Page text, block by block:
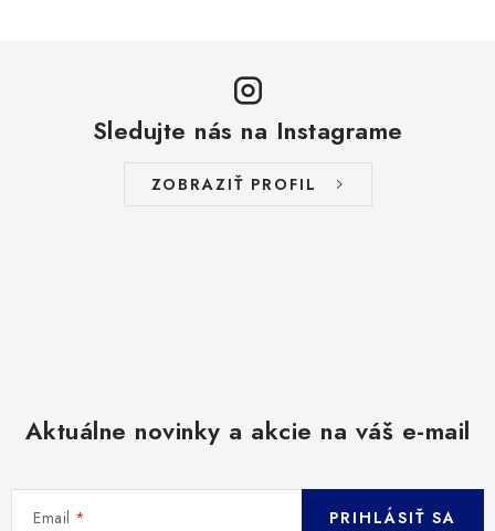
Sledujte nás na Instagrame
ZOBRAZIŤ PROFIL
Aktuálne novinky a akcie na váš e-mail
Email PRIHLÁSIŤ SA